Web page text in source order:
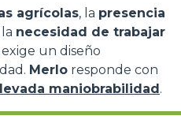
agrícolas, la presencia
necesidad de trabajar
exige un diseño
Merlo responde con
maniobrabilidad.